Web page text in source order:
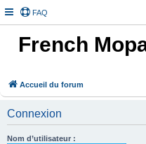
FAQ
French
Accueil du forum
Connexion
Nom d’utilisateur :